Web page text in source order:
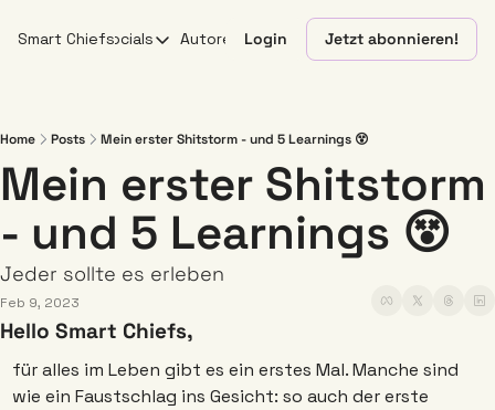
Smart ChiefsSocials
Socials
YouTube
Linkedin
Instagram
Autoren Login Jetzt abonnieren!
Home Posts Mein erster Shitstorm - und 5 Learnings 😵
Mein erster Shitstorm
- und 5 Learnings 😵
Jeder sollte es erleben
Feb 9, 2023
Hello Smart Chiefs,
für alles im Leben gibt es ein erstes Mal. Manche sind
wie ein Faustschlag ins Gesicht: so auch der erste